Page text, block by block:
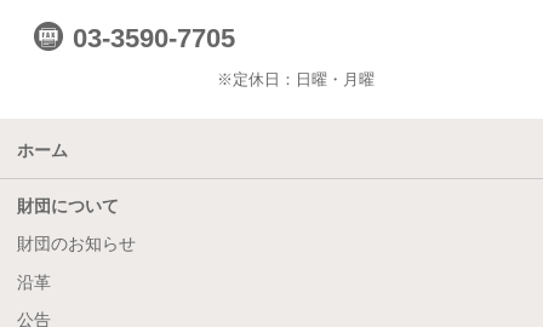
03-3590-7705
※定休日：日曜・月曜
ホーム
財団について
財団のお知らせ
沿革
公告